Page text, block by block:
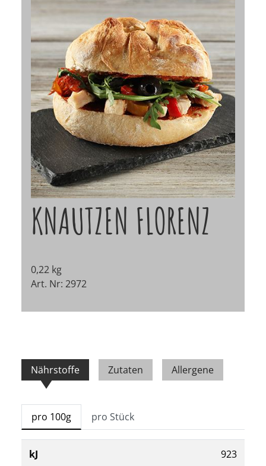
KNAUTZEN FLORENZ
0,22 kg
Art. Nr: 2972
Nährstoffe Zutaten Allergene
pro 100g pro Stück
kJ 923